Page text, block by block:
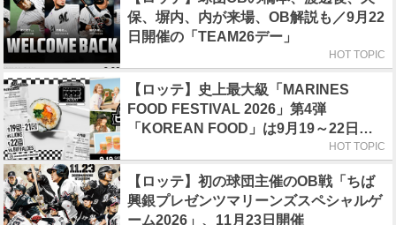
保、塀内、内が来場、OB解説も／9月22
日開催の「TEAM26デー」
HOT TOPIC
【ロッテ】史上最大級「MARINES
FOOD FESTIVAL 2026」第4弾
「KOREAN FOOD」は9月19～22日／
HOT TOPIC
【ロッテ】初の球団主催のOB戦「ちば
興銀プレゼンツマリーンズスペシャルゲ
ーム2026」、11月23日開催